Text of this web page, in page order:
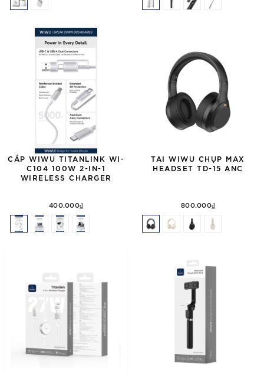
CÁP WIWU TITANLINK WI-
C104 100W 2-IN-1
WIRELESS CHARGER
400.000₫
TAI WIWU CHỤP MAX
HEADSET TD-15 ANC
800.000₫